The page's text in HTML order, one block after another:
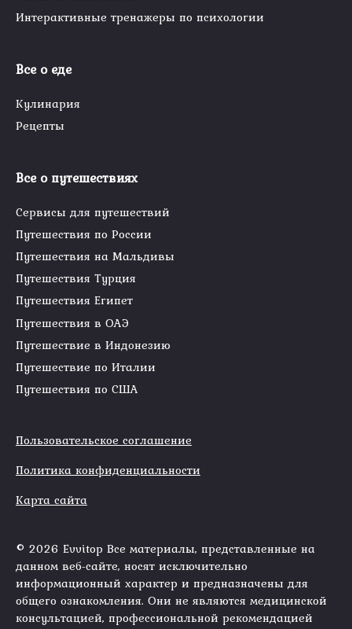
Интерактивные тренажеры по психологии
Все о еде
Кулинария
Рецепты
Все о путешествиях
Сервисы для путешествий
Путешествия по России
Путешествия на Мальдивы
Путешествия Турция
Путешествия Египет
Путешествия в ОАЭ
Путешествие в Индонезию
Путешествие по Италии
Путешествия по США
Пользовательское соглашение
Политика конфиденциальности
Карта сайта
© 2026 Evvitop Все материалы, представленные на
данном веб-сайте, носят исключительно
информационный характер и предназначены для
общего ознакомления. Они не являются медицинской
консультацией, профессиональной рекомендацией